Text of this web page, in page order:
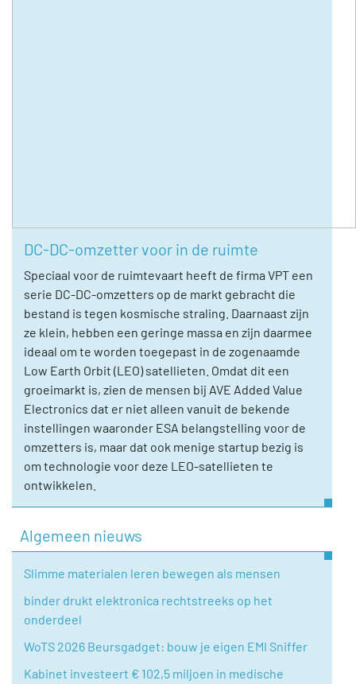
DC-DC-omzetter voor in de ruimte
Speciaal voor de ruimtevaart heeft de firma VPT een
serie DC-DC-omzetters op de markt gebracht die
bestand is tegen kosmische straling. Daarnaast zijn
ze klein, hebben een geringe massa en zijn daarmee
ideaal om te worden toegepast in de zogenaamde
Low Earth Orbit (LEO) satellieten. Omdat dit een
groeimarkt is, zien de mensen bij AVE Added Value
Electronics dat er niet alleen vanuit de bekende
instellingen waaronder ESA belangstelling voor de
omzetters is, maar dat ook menige startup bezig is
om technologie voor deze LEO-satellieten te
ontwikkelen.
Algemeen nieuws
Slimme materialen leren bewegen als mensen
binder drukt elektronica rechtstreeks op het
onderdeel
WoTS 2026 Beursgadget: bouw je eigen EMI Sniffer
Kabinet investeert € 102,5 miljoen in medische